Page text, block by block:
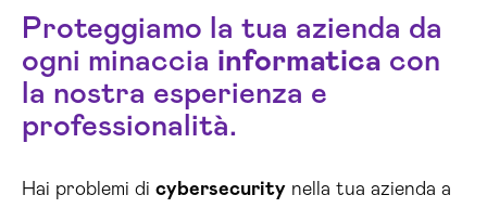
Proteggiamo la tua azienda da
ogni minaccia informatica con
la nostra esperienza e
professionalità.
Hai problemi di cybersecurity nella tua azienda a